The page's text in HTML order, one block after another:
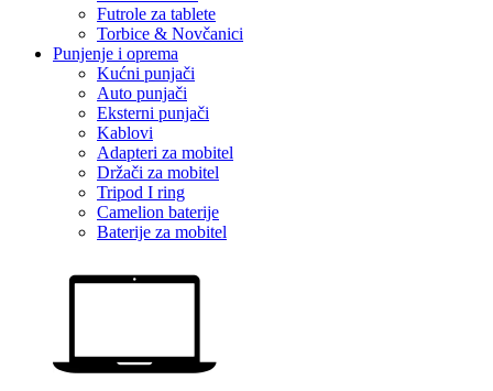
Futrole za tablete
Torbice & Novčanici
Punjenje i oprema
Kućni punjači
Auto punjači
Eksterni punjači
Kablovi
Adapteri za mobitel
Držači za mobitel
Tripod I ring
Camelion baterije
Baterije za mobitel